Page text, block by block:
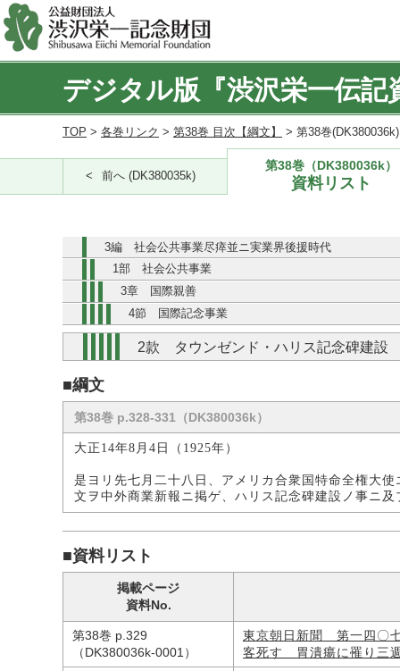
デジタル版『渋沢栄一伝記
TOP > 各巻リンク > 第38巻 目次【綱文】 > 第38巻
前へ (DK380035k)
第38巻（DK380036k）
資料リスト
3編 社会公共事業尽瘁並ニ実業界後援時代
1部 社会公共事業
3章 国際親善
4節 国際記念事業
2款 タウンゼンド・ハリス記念碑建設
■綱文
第38巻 p.328-331（DK380036k）
大正14年8月4日（1925年）
是ヨリ先七月二十八日、アメリカ合衆国特命全権大
文ヲ中外商業新報ニ掲ゲ、ハリス記念碑建設ノ事ニ及
■資料リスト
掲載ページ
資料No.
第38巻 p.329
（DK380036k-0001）
東京朝日新聞 第一四〇
客死す 胃潰瘍に罹り三